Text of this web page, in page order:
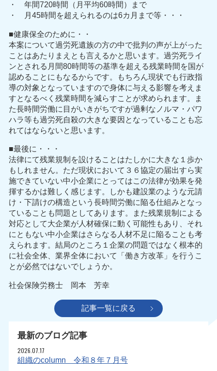
・ 年間720時間（月平均60時間）まで
・ 月45時間を超えられるのは6カ月まで等・・・
■健康保全のために・・
本案について過労死遺族の方の中で批判の声が上がった
ことはあたりまえとも言えるかと思います。過労死ライ
ンとされる月間80時間等の基準を超える残業時間を国が
認めることにもなるからです。もちろん現状でも行政指
導の対象となっていますので身体に与える影響を考えま
すとなるべく残業時間を減らすことが求められます。ま
た長時間労働に目がいきがちですが過剰なノルマ・パワ
ハラ等も過労死自殺の大きな要因となっていることも忘
れてはならないと思います。
■最後に・・・
法律にて残業規制を設けることはたしかに大きな１歩か
もしれません。ただ現状において３６協定の届出すら実
施できていない中小企業にとってはこの法律が効果を発
揮するかは難しく感じます。しかも建設業のような元請
け・下請けの構造という長時間労働に陥る仕組みとなっ
ていることも問題としてあります。また残業規制による
対応として大企業が人材確保に動く可能性もあり、それ
にともない中小企業はさらなる人材不足に陥ることも考
えられます。結局のところ１企業の問題ではなく根本的
に社会全体、業界全体において「働き方改革」を行うこ
とが必然ではないでしょうか。
社会保険労務士 岡本 芳幸
記事一覧に戻る
最新のブログ記事
2026.07.17
組織のcolumn 令和８年７月号